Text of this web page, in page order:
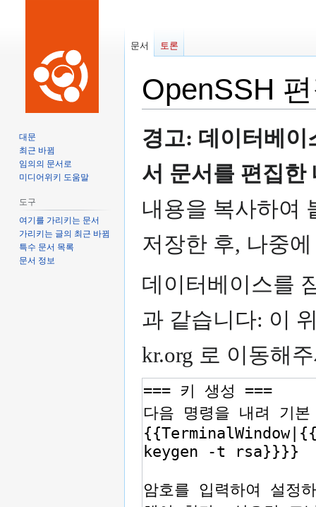
OpenSSH
둘
러
기
이
검
색
로
동
경고: 데이터베이
서 문서를 편집한
내용을 복사하여
저장한 후, 나중
데이터베이스를
과 같습니다: 이
kr.org 로 이동해
문서 토론
대문
최근 바뀜
임의의 문서로
미디어위키 도움말
도구
여기를 가리키는 문서
가리키는 글의 최근 바뀜
특수 문서 목록
문서 정보